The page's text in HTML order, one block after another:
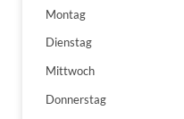
Montag
Dienstag
Mittwoch
Donnerstag